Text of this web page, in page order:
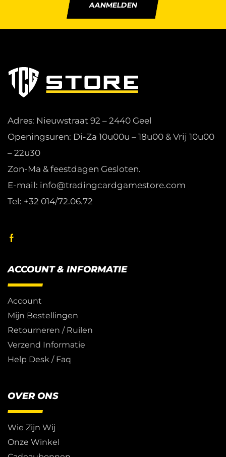
AANMELDEN
Adres: Nieuwstraat 92 – 2440 Geel
Openingsuren: Di-Za 10u00u – 18u00 & Vrij 10u00
– 22u30
Zon-Ma & feestdagen Gesloten.
E-mail: info@tradingcardgamestore.com
Tel: +32 014/72.06.72
ACCOUNT & INFORMATIE
Account
Mijn Bestellingen
Retourneren / Ruilen
Verzend Informatie
Help Desk / Faq
OVER ONS
Wie Zijn Wij
Onze Winkel